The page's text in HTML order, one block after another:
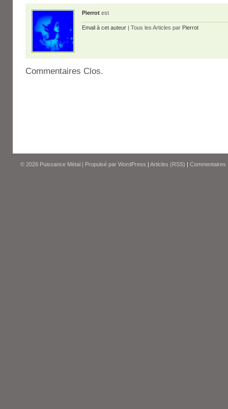
Pierrot est
Email à cet auteur | Tous les Articles par Pierrot
Commentaires Clos.
© 2026 Puissance Métal | Propulsé par WordPress | Articles (RSS) | Commentaires